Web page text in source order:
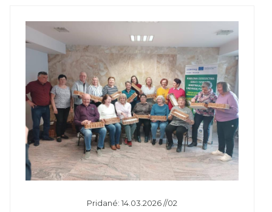
Pridané: 14.03.2026 //02